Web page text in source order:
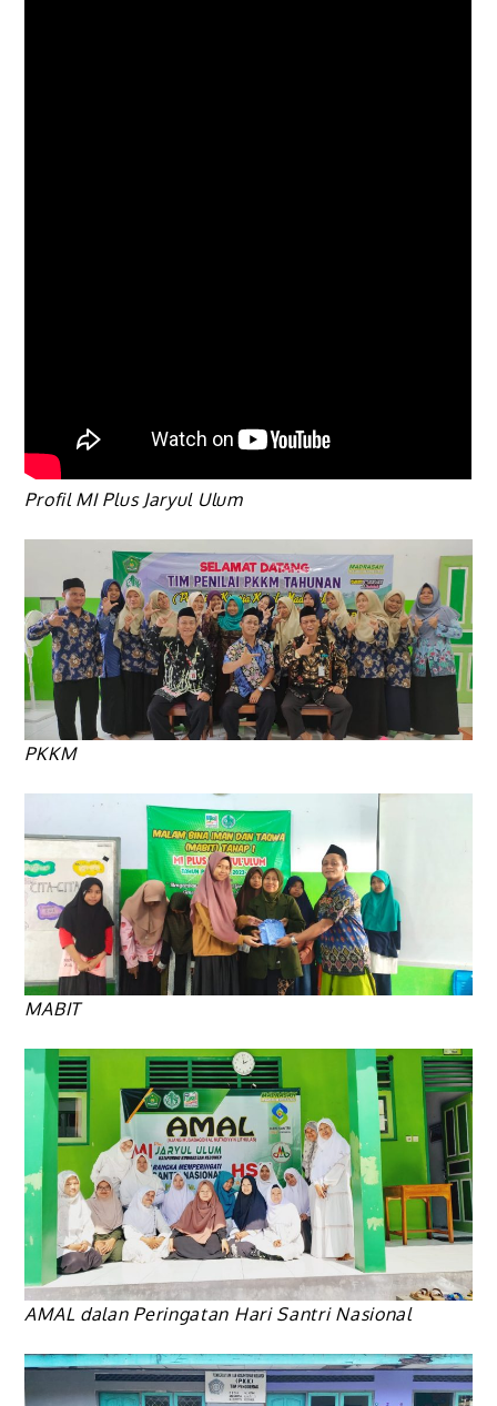
Profil MI Plus Jaryul Ulum
PKKM
MABIT
AMAL dalan Peringatan Hari Santri Nasional